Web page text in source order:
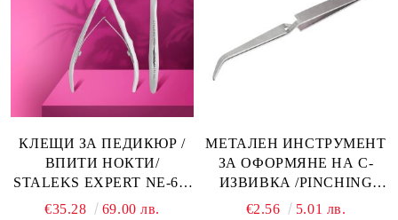
КЛЕЩИ ЗА ПЕДИКЮР /
ВПИТИ НОКТИ/
STALEKS EXPERT NE-61-
12 - 12мм
€35.28 69.00 лв.
МЕТАЛЕН ИНСТРУМЕНТ
ЗА ОФОРМЯНЕ НА С-
ИЗВИВКА /PINCHING
TOOL/
€2.56 5.01 лв.